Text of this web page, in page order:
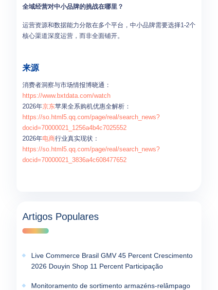
全域经营对中小品牌的挑战在哪里？
运营资源和数据能力分散在多个平台，中小品牌需要选择1-2个
核心渠道深度运营，而非全面铺开。
来源
消费者洞察与市场情报博晓通：
https://www.bxtdata.com/watch
2026年京东苹果全系购机优惠全解析：
https://so.html5.qq.com/page/real/search_news?
docid=70000021_1256a4b4c7025552
2026年电商行业真实现状：
https://so.html5.qq.com/page/real/search_news?
docid=70000021_3836a4c608477652
Artigos Populares
Live Commerce Brasil GMV 45 Percent Crescimento
2026 Douyin Shop 11 Percent Participação
Monitoramento de sortimento armazéns-relâmpago